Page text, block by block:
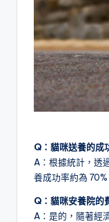
Q：貓咪送養的成
A：根據統計，透
養成功率約為 70%
Q：貓咪安養院的
A：是的，隨著經